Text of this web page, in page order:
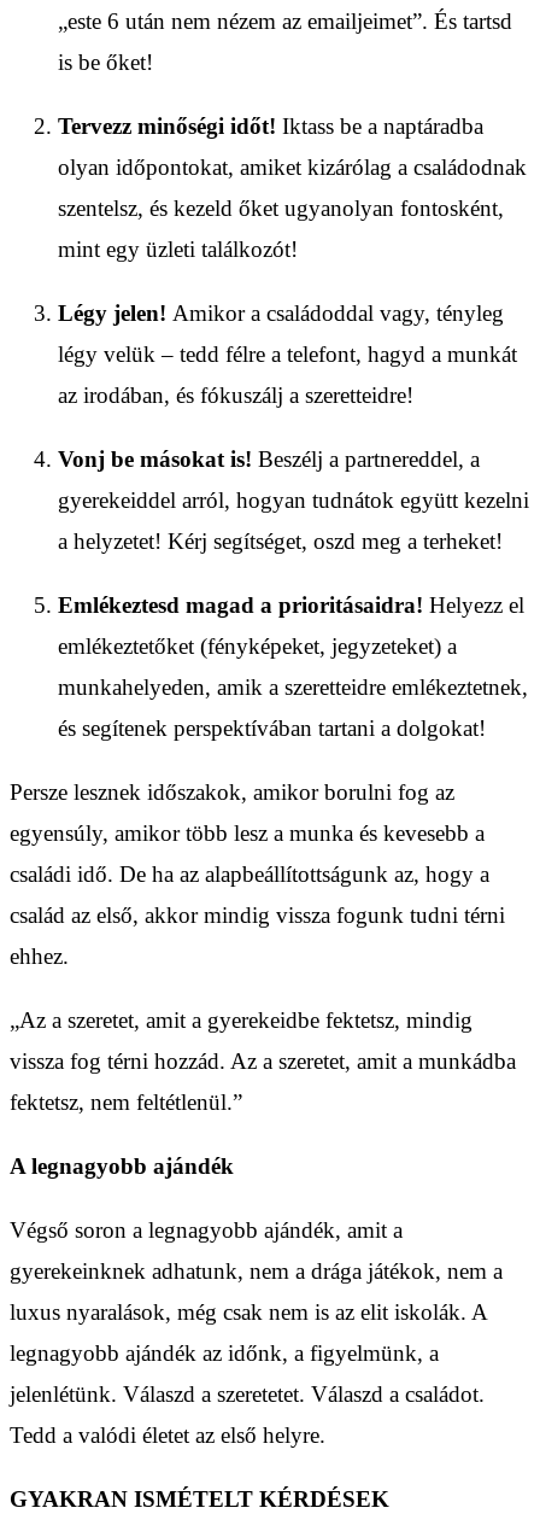
„este 6 után nem nézem az emailjeimet”. És tartsd
is be őket!
Tervezz minőségi időt! Iktass be a naptáradba
olyan időpontokat, amiket kizárólag a családodnak
szentelsz, és kezeld őket ugyanolyan fontosként,
mint egy üzleti találkozót!
Légy jelen! Amikor a családoddal vagy, tényleg
légy velük – tedd félre a telefont, hagyd a munkát
az irodában, és fókuszálj a szeretteidre!
Vonj be másokat is! Beszélj a partnereddel, a
gyerekeiddel arról, hogyan tudnátok együtt kezelni
a helyzetet! Kérj segítséget, oszd meg a terheket!
Emlékeztesd magad a prioritásaidra! Helyezz el
emlékeztetőket (fényképeket, jegyzeteket) a
munkahelyeden, amik a szeretteidre emlékeztetnek,
és segítenek perspektívában tartani a dolgokat!
Persze lesznek időszakok, amikor borulni fog az
egyensúly, amikor több lesz a munka és kevesebb a
családi idő. De ha az alapbeállítottságunk az, hogy a
család az első, akkor mindig vissza fogunk tudni térni
ehhez.
„Az a szeretet, amit a gyerekeidbe fektetsz, mindig
vissza fog térni hozzád. Az a szeretet, amit a munkádba
fektetsz, nem feltétlenül.”
A legnagyobb ajándék
Végső soron a legnagyobb ajándék, amit a
gyerekeinknek adhatunk, nem a drága játékok, nem a
luxus nyaralások, még csak nem is az elit iskolák. A
legnagyobb ajándék az időnk, a figyelmünk, a
jelenlétünk. Válaszd a szeretetet. Válaszd a családot.
Tedd a valódi életet az első helyre.
GYAKRAN ISMÉTELT KÉRDÉSEK